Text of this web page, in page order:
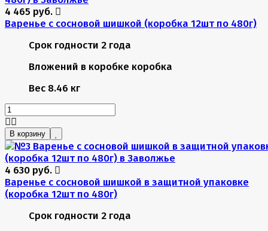
4 465 руб.
Варенье с сосновой шишкой (коробка 12шт по 480г)
Срок годности 2 года
Вложений в коробке коробка
Вес 8.46 кг
В корзину
4 630 руб.
Варенье с сосновой шишкой в защитной упаковке
(коробка 12шт по 480г)
Срок годности 2 года